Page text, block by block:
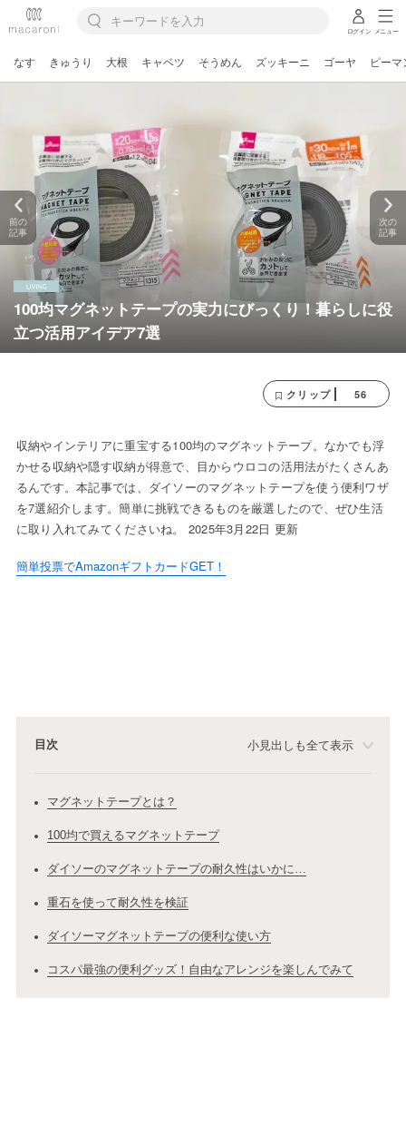
ログイン メニュー
なす きゅうり 大根 キャベツ そうめん ズッキーニ ゴーヤ ピーマ
100均マグネットテープの実力にびっくり！暮らしに役
立つ活用アイデア7選
前の
記事
次の
記事
クリップ 56
収納やインテリアに重宝する100均のマグネットテープ。なかでも浮
かせる収納や隠す収納が得意で、目からウロコの活用法がたくさんあ
るんです。本記事では、ダイソーのマグネットテープを使う便利ワザ
を7選紹介します。簡単に挑戦できるものを厳選したので、ぜひ生活
に取り入れてみてくださいね。 2025年3月22日 更新
簡単投票でAmazonギフトカードGET！
目次 小見出しも全て表示
マグネットテープとは？
100均で買えるマグネットテープ
ダイソーのマグネットテープの耐久性はいかに…
重石を使って耐久性を検証
ダイソーマグネットテープの便利な使い方
コスパ最強の便利グッズ！自由なアレンジを楽しんでみて